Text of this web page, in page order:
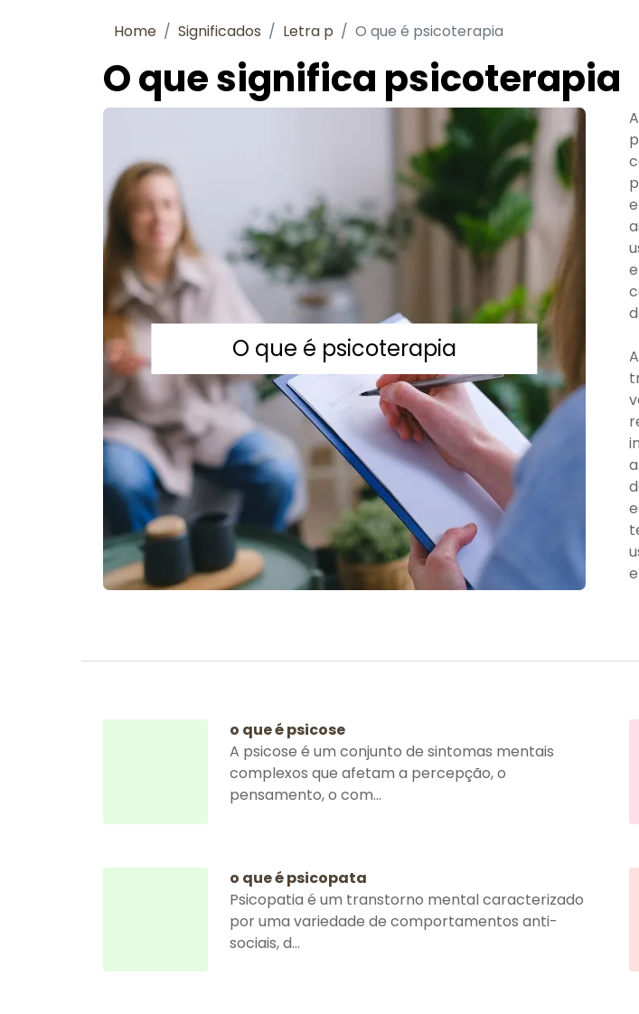
Home Significados Letra p O que é psicoterapia
O que significa psicoterapia
O que é psicoterapia
o que é psicose
A psicose é um conjunto de sintomas mentais
complexos que afetam a percepção, o
pensamento, o com...
o que é psicopata
Psicopatia é um transtorno mental caracterizado
por uma variedade de comportamentos anti-
sociais, d...